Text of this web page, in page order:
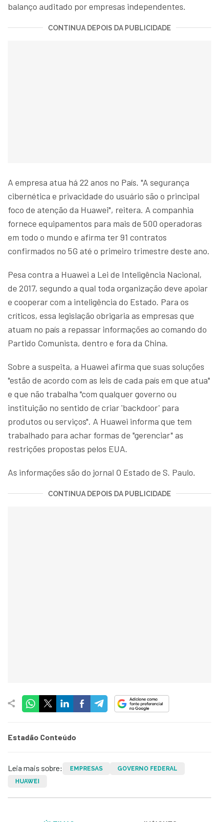
balanço auditado por empresas independentes.
CONTINUA DEPOIS DA PUBLICIDADE
A empresa atua há 22 anos no País. "A segurança
cibernética e privacidade do usuário são o principal
foco de atenção da Huawei", reitera. A companhia
fornece equipamentos para mais de 500 operadoras
em todo o mundo e afirma ter 91 contratos
confirmados no 5G até o primeiro trimestre deste ano.
Pesa contra a Huawei a Lei de Inteligência Nacional,
de 2017, segundo a qual toda organização deve apoiar
e cooperar com a inteligência do Estado. Para os
críticos, essa legislação obrigaria as empresas que
atuam no país a repassar informações ao comando do
Partido Comunista, dentro e fora da China.
Sobre a suspeita, a Huawei afirma que suas soluções
"estão de acordo com as leis de cada país em que atua"
e que não trabalha "com qualquer governo ou
instituição no sentido de criar 'backdoor' para
produtos ou serviços". A Huawei informa que tem
trabalhado para achar formas de "gerenciar" as
restrições propostas pelos EUA.
As informações são do jornal O Estado de S. Paulo.
CONTINUA DEPOIS DA PUBLICIDADE
Estadão Conteúdo
Leia mais sobre: EMPRESAS
GOVERNO FEDERAL
HUAWEI